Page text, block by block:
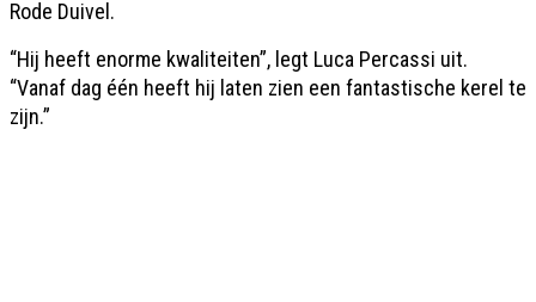
Rode Duivel.
“Hij heeft enorme kwaliteiten”, legt Luca Percassi uit.
“Vanaf dag één heeft hij laten zien een fantastische kerel te
zijn.”